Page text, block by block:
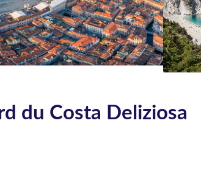
du Costa Deliziosa